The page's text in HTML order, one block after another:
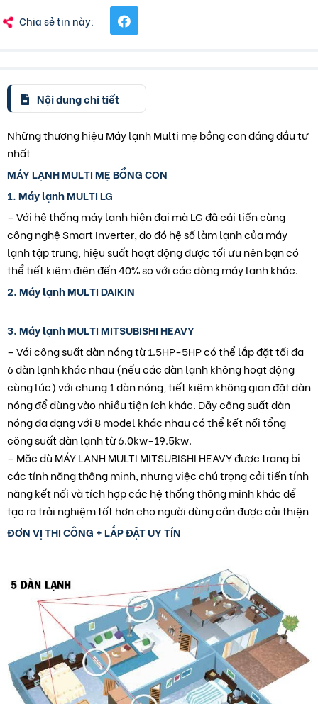
Chia sẻ tin này:
Nội dung chi tiết
Những thương hiệu Máy lạnh Multi mẹ bồng con đáng đầu tư
nhất
MÁY LẠNH MULTI MẸ BỒNG CON
1. Máy lạnh MULTI LG
– Với hệ thống máy lạnh hiện đại mà LG đã cải tiến cùng
công nghệ Smart Inverter, do đó hệ số làm lạnh của máy
lạnh tập trung, hiệu suất hoạt động được tối ưu nên bạn có
thể tiết kiệm điện đến 40% so với các dòng máy lạnh khác.
2. Máy lạnh MULTI DAIKIN
3. Máy lạnh MULTI MITSUBISHI HEAVY
– Với công suất dàn nóng từ 1.5HP-5HP có thể lắp đặt tối đa
6 dàn lạnh khác nhau (nếu các dàn lạnh không hoạt động
cùng lúc) với chung 1 dàn nóng, tiết kiệm không gian đặt dàn
nóng để dùng vào nhiều tiện ích khác. Dãy công suất dàn
nóng đa dạng với 8 model khác nhau có thể kết nối tổng
công suất dàn lạnh từ 6.0kw-19.5kw.
– Mặc dù MÁY LẠNH MULTI MITSUBISHI HEAVY được trang bị
các tính năng thông minh, nhưng việc chú trọng cải tiến tính
năng kết nối và tích hợp các hệ thống thông minh khác dể
tạo ra trải nghiệm tốt hơn cho người dùng cần được cải thiện
ĐƠN VỊ THI CÔNG + LẮP ĐẶT UY TÍN